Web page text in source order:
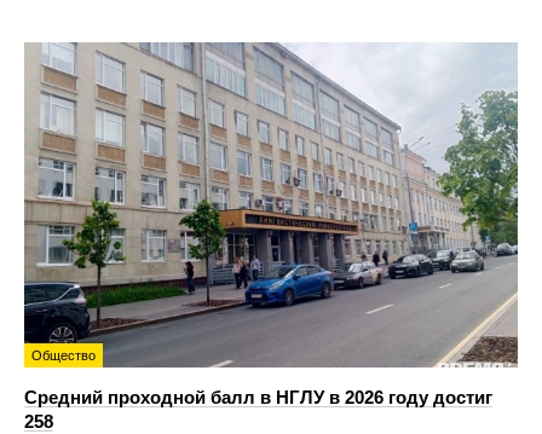
Общество
Средний проходной балл в НГЛУ в 2026 году достиг
258